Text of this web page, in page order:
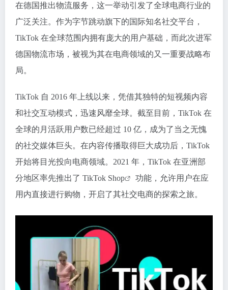
在德国推出物流服务，这一举动引发了全球电商行业的
广泛关注。作为字节跳动旗下的国际知名社交平台，
TikTok 在全球范围内拥有庞大的用户基础，而此次进军
德国物流市场，被视为其在电商领域的又一重要战略布
局。
TikTok 自 2016 年上线以来，凭借其独特的短视频内容
和社交互动模式，迅速风靡全球。截至目前，TikTok 在
全球的月活跃用户数已经超过 10 亿，成为了当之无愧
的社交媒体巨头。在内容传播取得巨大成功后，TikTok
开始将目光投向电商领域。2021 年，TikTok 在亚洲部
分地区率先推出了 TikTok Shop
功能，允许用户在应
用内直接进行购物，开启了其社交电商的探索之旅。